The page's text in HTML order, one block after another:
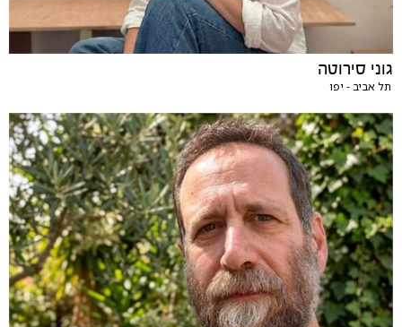
גוני סירוטה
תל אביב - יפו